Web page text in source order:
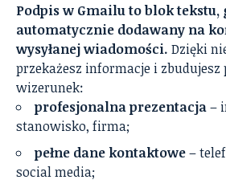
Podpis w Gmailu to blok
automatycznie dodawany na
wysyłanej wiadomości. Dzięki
przekażesz informacje i
wizerunek:
profesjonalna prezentacja–
stanowisko, firma;
pełne dane kontaktowe–
social media;